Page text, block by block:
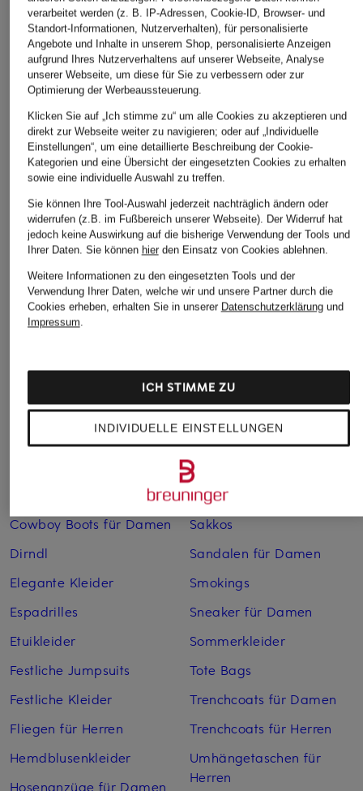
GANT HOME
Unisex-Bademantel
CHF 159
SCHIESSER
Damen-Bademantel
ESSENTIALS mit
Kapuze
CHF 85
Ursprünglich:CHF 90
en VOGUE
Unisex-Bademantel
mit Kapuze
Weitere Kategorien
Abendkleider
Bademäntel für Herren
Bikinis für Damen
Boleros für Damen
Cowboy Boots für Damen
Dirndl
Elegante Kleider
Espadrilles
Etuikleider
Festliche Jumpsuits
Festliche Kleider
Fliegen für Herren
Hemdblusenkleider
Hosenanzüge für Damen
Leinenhosen für Herren
Leinenkleider
Maxikleider
Regenmäntel für Damen
Sakkos
Sandalen für Damen
Smokings
Sneaker für Damen
Sommerkleider
Tote Bags
Trenchcoats für Damen
Trenchcoats für Herren
Umhängetaschen für
Herren
verarbeitet werden (z. B. IP-Adressen, Cookie-ID, Browser- und
Standort-Informationen, Nutzerverhalten), für personalisierte
Angebote und Inhalte in unserem Shop, personalisierte Anzeigen
aufgrund Ihres Nutzerverhaltens auf unserer Webseite, Analyse
unserer Webseite, um diese für Sie zu verbessern oder zur
Optimierung der Werbeaussteuerung.
Klicken Sie auf „Ich stimme zu“ um alle Cookies zu akzeptieren und
direkt zur Webseite weiter zu navigieren; oder auf „Individuelle
Einstellungen“, um eine detaillierte Beschreibung der Cookie-
Kategorien und eine Übersicht der eingesetzten Cookies zu erhalten
sowie eine individuelle Auswahl zu treffen.
Sie können Ihre Tool-Auswahl jederzeit nachträglich ändern oder
widerrufen (z.B. im Fußbereich unserer Webseite). Der Widerruf hat
jedoch keine Auswirkung auf die bisherige Verwendung der Tools und
Ihrer Daten. Sie können hierden Einsatz von Cookies ablehnen.
Weitere Informationen zu den eingesetzten Tools und der
Verwendung Ihrer Daten, welche wir und unsere Partner durch die
Cookies erheben, erhalten Sie in unserer Datenschutzerklärungund
Impressum.
INDIVIDUELLE EINSTELLUNGEN
ICH STIMME ZU